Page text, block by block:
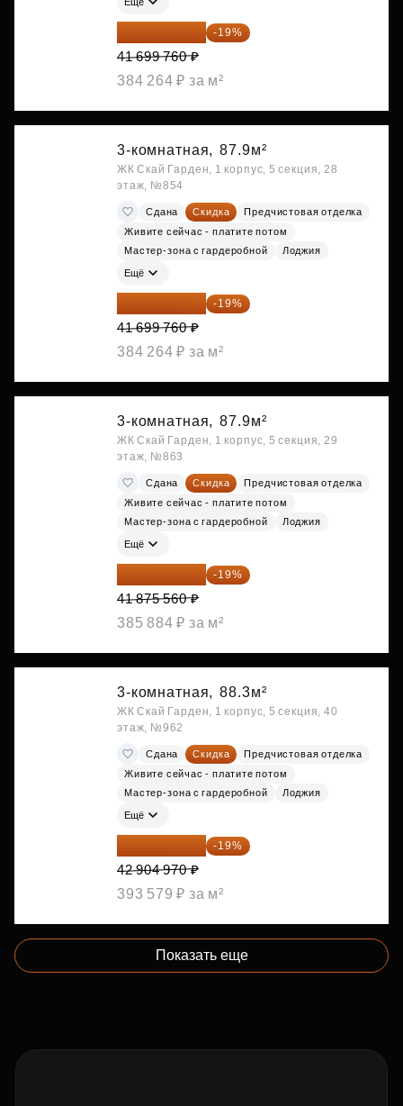
33 776 806 ₽ -19%
41 699 760 ₽
384 264 ₽ за м²
3-комнатная, 87.9м²
ЖК Скай Гарден, 1 корпус, 5 секция, 28
этаж, №854
Сдана Скидка
Предчистовая отделка
Живите сейчас - платите потом
Мастер-зона с гардеробной
Лоджия
Ещё
33 776 806 ₽ -19%
41 699 760 ₽
384 264 ₽ за м²
3-комнатная, 87.9м²
ЖК Скай Гарден, 1 корпус, 5 секция, 29
этаж, №863
Сдана Скидка
Предчистовая отделка
Живите сейчас - платите потом
Мастер-зона с гардеробной
Лоджия
Ещё
33 919 204 ₽ -19%
41 875 560 ₽
385 884 ₽ за м²
3-комнатная, 88.3м²
ЖК Скай Гарден, 1 корпус, 5 секция, 40
этаж, №962
Сдана Скидка
Предчистовая отделка
Живите сейчас - платите потом
Мастер-зона с гардеробной
Лоджия
Ещё
34 753 026 ₽ -19%
42 904 970 ₽
393 579 ₽ за м²
Показать еще